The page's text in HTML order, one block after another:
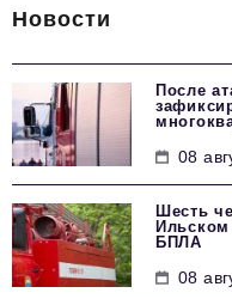
Новости
После
08
Шесть
БПЛА
08